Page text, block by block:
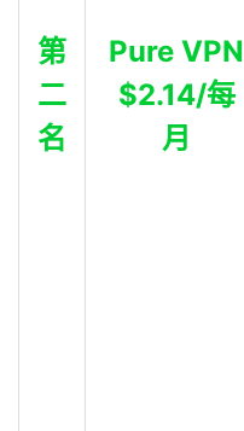
第
二
名
Pure VPN
$2.14/每
月